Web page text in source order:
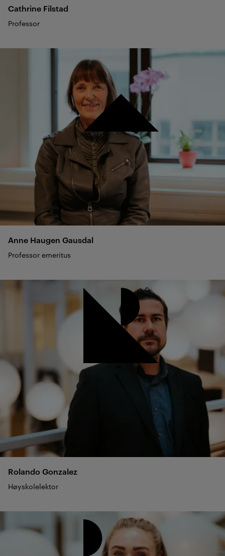
Cathrine Filstad
Professor
Anne Haugen Gausdal
Professor emeritus
Rolando Gonzalez
Høyskolelektor